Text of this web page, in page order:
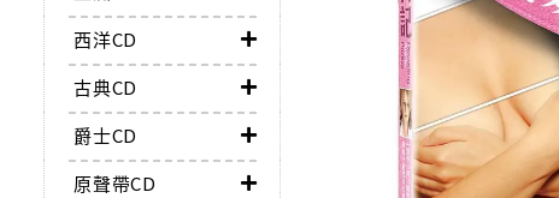
西洋CD
古典CD
爵士CD
原聲帶CD